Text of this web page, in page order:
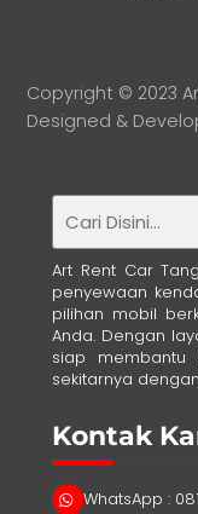
Copyright © 2023
Designed &
Art Rent Car
penyewaan
pilihan mobil
Anda. Dengan
siap membantu
sekitarnya
Kontak
WhatsApp :